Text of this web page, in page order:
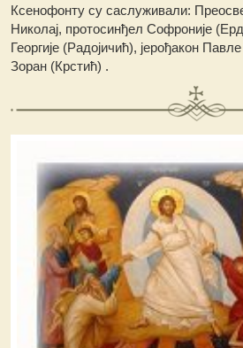
Ксенофонту су саслуживали:
Николај, протосинђел Софроније
Георгијe (Радојичић), јерођакон
Зоран (Крстић) .